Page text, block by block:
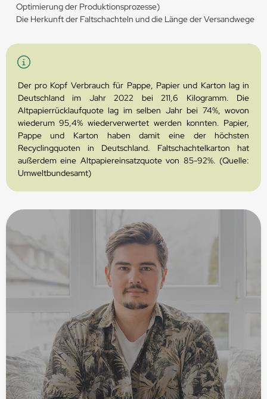
Optimierung der Produktionsprozesse)
Die Herkunft der Faltschachteln und die Länge der Versandwege
Der pro Kopf Verbrauch für Pappe, Papier und Karton lag in
Deutschland im Jahr 2022 bei 211,6 Kilogramm. Die
Altpapierrücklaufquote lag im selben Jahr bei 74%, wovon
wiederum 95,4% wiederverwertet werden konnten. Papier,
Pappe und Karton haben damit eine der höchsten
Recyclingquoten in Deutschland. Faltschachtelkarton hat
außerdem eine Altpapiereinsatzquote von 85-92%. (Quelle:
Umweltbundesamt)